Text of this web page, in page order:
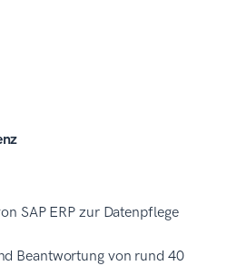
SAP ERP zur Datenpflege
Beantwortung von rund 40